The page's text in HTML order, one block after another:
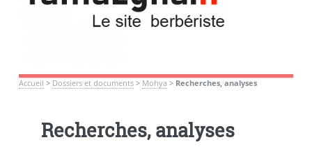
Accueil > Dossiers et documents> Mohya > Recherches, analyses
Recherches, analyses